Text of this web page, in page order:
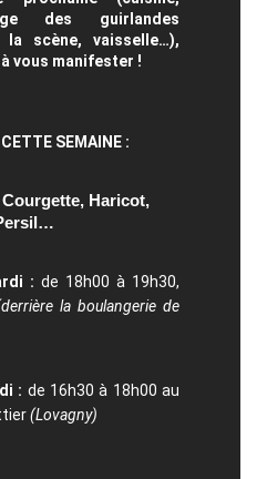
des guirlandes
scène, vaisselle…),
vous manifester !
SEMAINE :
Haricot,
: de 18h00 à 19h30,
la boulangerie de
: de 16h30 à 18h00 au
(Lovagny)